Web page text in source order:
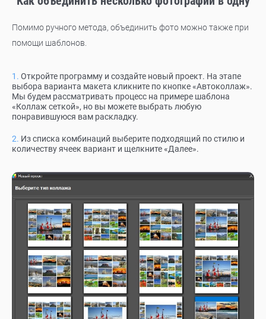
Помимо ручного метода, объединить фото можно также при
помощи шаблонов.
Откройте программу и создайте новый проект. На этапе
выбора варианта макета кликните по кнопке «Автоколлаж».
Мы будем рассматривать процесс на примере шаблона
«Коллаж сеткой», но вы можете выбрать любую
понравившуюся вам раскладку.
Из списка комбинаций выберите подходящий по стилю и
количеству ячеек вариант и щелкните «Далее».